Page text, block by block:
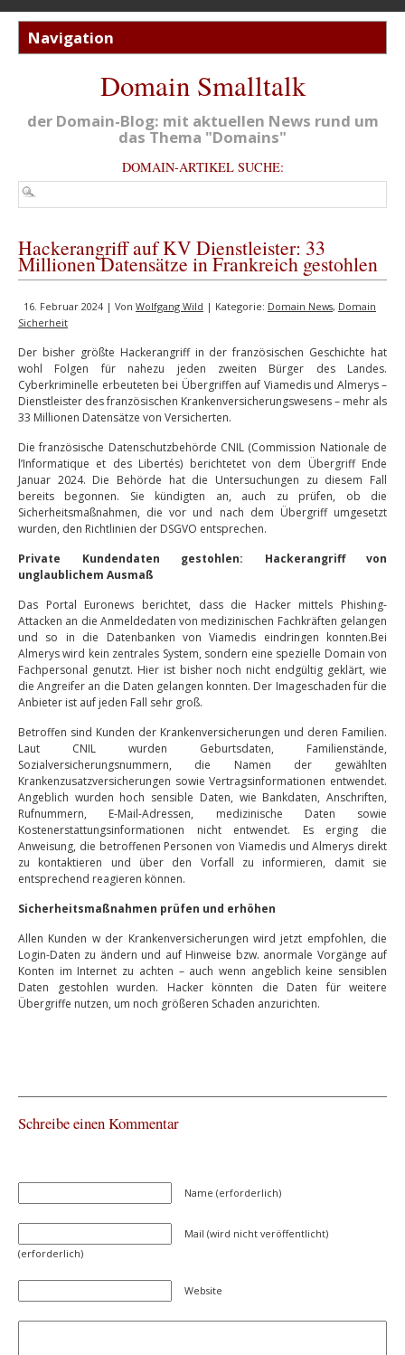
Domain Smalltalk
der Domain-Blog: mit aktuellen News rund um
das Thema "Domains"
DOMAIN-ARTIKEL SUCHE:
Hackerangriff auf KV Dienstleister: 33
Millionen Datensätze in Frankreich gestohlen
16. Februar 2024 | Von Wolfgang Wild | Kategorie: Domain News, Domain
Sicherheit
Der bisher größte Hackerangriff in der französischen Geschichte hat
wohl Folgen für nahezu jeden zweiten Bürger des Landes.
Cyberkriminelle erbeuteten bei Übergriffen auf Viamedis und Almerys –
Dienstleister des französischen Krankenversicherungswesens – mehr als
33 Millionen Datensätze von Versicherten.
Die französische Datenschutzbehörde CNIL (Commission Nationale de
l’Informatique et des Libertés) berichtetet von dem Übergriff Ende
Januar 2024. Die Behörde hat die Untersuchungen zu diesem Fall
bereits begonnen. Sie kündigten an, auch zu prüfen, ob die
Sicherheitsmaßnahmen, die vor und nach dem Übergriff umgesetzt
wurden, den Richtlinien der DSGVO entsprechen.
Private Kundendaten gestohlen: Hackerangriff von
unglaublichem Ausmaß
Das Portal Euronews berichtet, dass die Hacker mittels Phishing-
Attacken an die Anmeldedaten von medizinischen Fachkräften gelangen
und so in die Datenbanken von Viamedis eindringen konnten.Bei
Almerys wird kein zentrales System, sondern eine spezielle Domain von
Fachpersonal genutzt. Hier ist bisher noch nicht endgültig geklärt, wie
die Angreifer an die Daten gelangen konnten. Der Imageschaden für die
Anbieter ist auf jeden Fall sehr groß.
Betroffen sind Kunden der Krankenversicherungen und deren Familien.
Laut CNIL wurden Geburtsdaten, Familienstände,
Sozialversicherungsnummern, die Namen der gewählten
Krankenzusatzversicherungen sowie Vertragsinformationen entwendet.
Angeblich wurden hoch sensible Daten, wie Bankdaten, Anschriften,
Rufnummern, E-Mail-Adressen, medizinische Daten sowie
Kostenerstattungsinformationen nicht entwendet. Es erging die
Anweisung, die betroffenen Personen von Viamedis und Almerys direkt
zu kontaktieren und über den Vorfall zu informieren, damit sie
entsprechend reagieren können.
Sicherheitsmaßnahmen prüfen und erhöhen
Allen Kunden w der Krankenversicherungen wird jetzt empfohlen, die
Login-Daten zu ändern und auf Hinweise bzw. anormale Vorgänge auf
Konten im Internet zu achten – auch wenn angeblich keine sensiblen
Daten gestohlen wurden. Hacker könnten die Daten für weitere
Übergriffe nutzen, um noch größeren Schaden anzurichten.
Schreibe einen Kommentar
Name (erforderlich)
Mail (wird nicht veröffentlicht)
(erforderlich)
Website